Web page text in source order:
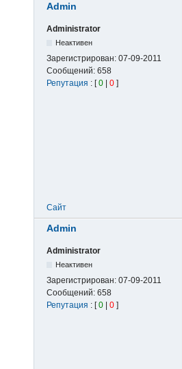
Admin
Administrator
Неактивен
Зарегистрирован: 07-09-2011
Сообщений: 658
Репутация : [0 0 ]
Сайт
Admin
Administrator
Неактивен
Зарегистрирован: 07-09-2011
Сообщений: 658
Репутация : [0 | 0 ]